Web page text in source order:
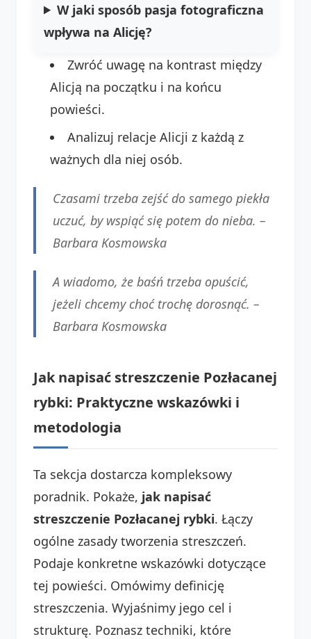
W jaki sposób pasja fotograficzna
wpływa na Alicję?
Zwróć uwagę na kontrast między
Alicją na początku i na końcu
powieści.
Analizuj relacje Alicji z każdą z
ważnych dla niej osób.
Czasami trzeba zejść do samego piekła
uczuć, by wspiąć się potem do nieba. –
Barbara Kosmowska
A wiadomo, że baśń trzeba opuścić,
jeżeli chcemy choć trochę dorosnąć. –
Barbara Kosmowska
Jak napisać streszczenie Pozłacanej
rybki: Praktyczne wskazówki i
metodologia
Ta sekcja dostarcza kompleksowy
poradnik. Pokaże, jak napisać
streszczenie Pozłacanej rybki. Łączy
ogólne zasady tworzenia streszczeń.
Podaje konkretne wskazówki dotyczące
tej powieści. Omówimy definicję
streszczenia. Wyjaśnimy jego cel i
strukturę. Poznasz techniki, które